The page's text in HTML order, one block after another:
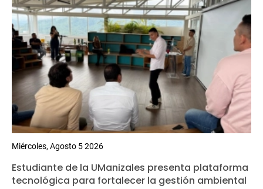
Miércoles, Agosto 5 2026
Estudiante de la UManizales presenta plataforma
tecnológica para fortalecer la gestión ambiental